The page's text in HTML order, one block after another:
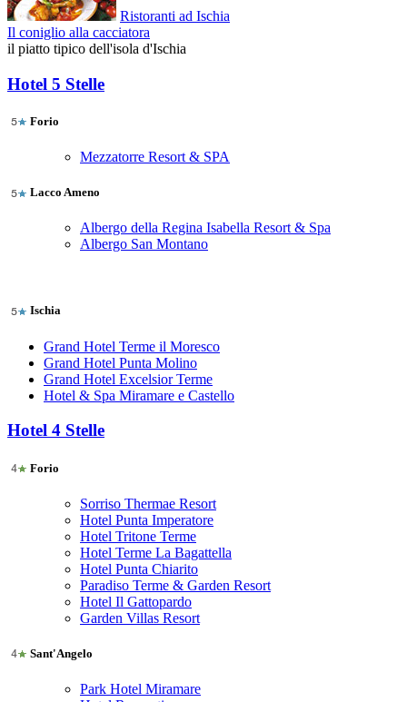
Ristoranti ad Ischia
Il coniglio alla cacciatora
il piatto tipico dell'isola d'Ischia
Hotel 5 Stelle
Forio
Mezzatorre Resort & SPA
Lacco Ameno
Albergo della Regina Isabella Resort & Spa
Albergo San Montano
Ischia
Grand Hotel Terme il Moresco
Grand Hotel Punta Molino
Grand Hotel Excelsior Terme
Hotel & Spa Miramare e Castello
Hotel 4 Stelle
Forio
Sorriso Thermae Resort
Hotel Punta Imperatore
Hotel Tritone Terme
Hotel Terme La Bagattella
Hotel Punta Chiarito
Paradiso Terme & Garden Resort
Hotel Il Gattopardo
Garden Villas Resort
Sant'Angelo
Park Hotel Miramare